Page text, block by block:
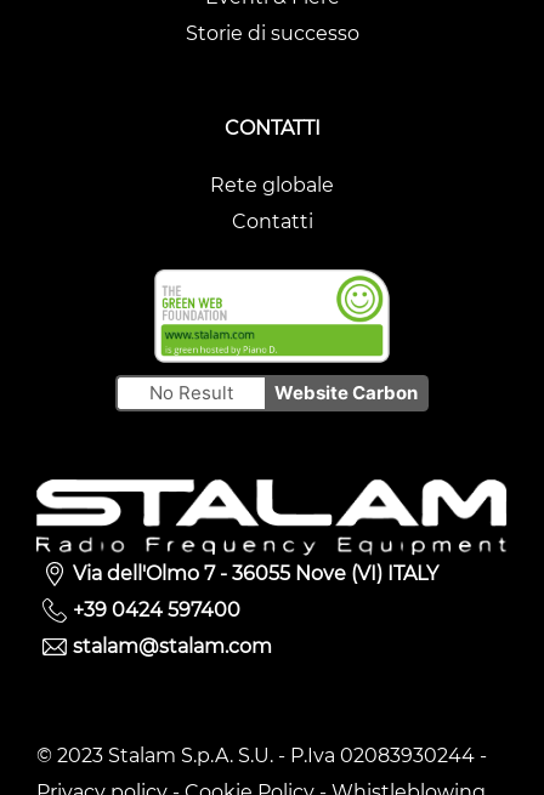
Storie di successo
CONTATTI
Rete globale
Contatti
No Result Website Carbon
Via dell'Olmo 7 - 36055 Nove (VI) ITALY
+39 0424 597400
stalam@stalam.com
© 2023 Stalam S.p.A. S.U. - P.Iva 02083930244 -